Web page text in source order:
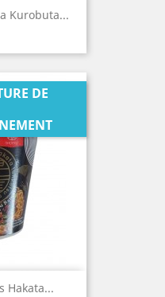
Kurobuta...
Hakata...
DE